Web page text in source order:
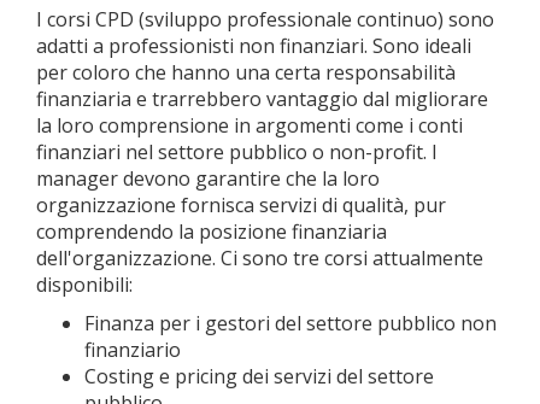
I corsi CPD (sviluppo professionale continuo) sono
adatti a professionisti non finanziari. Sono ideali
per coloro che hanno una certa responsabilità
finanziaria e trarrebbero vantaggio dal migliorare
la loro comprensione in argomenti come i conti
finanziari nel settore pubblico o non-profit. I
manager devono garantire che la loro
organizzazione fornisca servizi di qualità, pur
comprendendo la posizione finanziaria
dell'organizzazione. Ci sono tre corsi attualmente
disponibili:
Finanza per i gestori del settore pubblico non
finanziario
Costing e pricing dei servizi del settore